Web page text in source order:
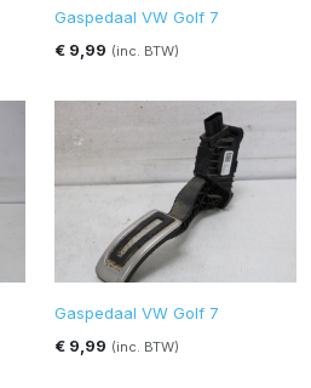
Gaspedaal VW Golf 7
€ 9,99 (inc. BTW)
Gaspedaal VW Golf 7
€ 9,99 (inc. BTW)